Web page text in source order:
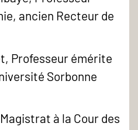
ancien Recteur de
Professeur émérite
Sorbonne
à la Cour des